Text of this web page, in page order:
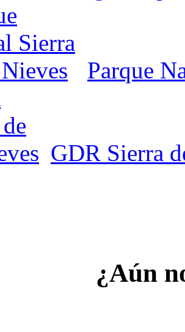
Parque
GDR Sierra
¿Aún